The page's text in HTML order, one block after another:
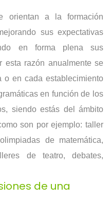
orientan a la formación
sus expectativas
en forma plena sus
esta razón anualmente se
o en cada establecimiento
en función de los
siendo estás del ámbito
son por ejemplo: taller
de matemática,
de teatro, debates,
de una